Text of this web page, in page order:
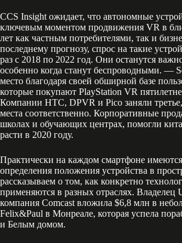
CCS Insight ожидает, что автономные
ключевым моментом продвижения VR в
лет как частным потребителями, так и
последнему прогнозу, спрос на такие
раз с 2018 по 2022 год. Они останутся
особенно когда станут беспроводными. —
место благодаря своей обширной базе
которые покупают PlayStation VR
Компании HTC, DPVR и Pico заняли третье,
места соответственно. Корпоративные
школах и обучающих центрах, помогли
расти в 2020 году.
Практически на каждом смартфоне
определения положения устройства в
рассказываем о том, как конкретно
применяются в разных отраслях. Владелец
компания Comcast вложила $6,8 млн в
Felix&Paul в Монреале, которая успела
и Белым домом.